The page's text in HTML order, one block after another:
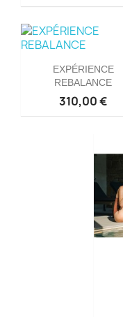
EXPÉRIENCE
REBALANCE
310,00 €